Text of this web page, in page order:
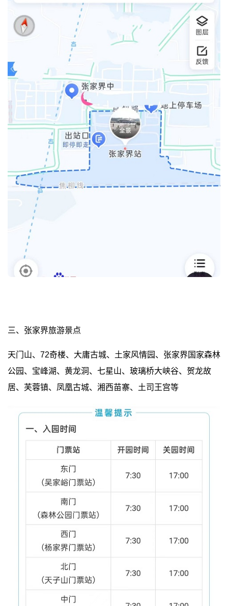
三、张家界旅游景点
天门山、72奇楼、大庸古城、土家风情园、张家界国家森林
公园、宝峰湖、黄龙洞、七星山、玻璃桥大峡谷、贺龙故
居、芙蓉镇、凤凰古城、湘西苗寨、土司王宫等